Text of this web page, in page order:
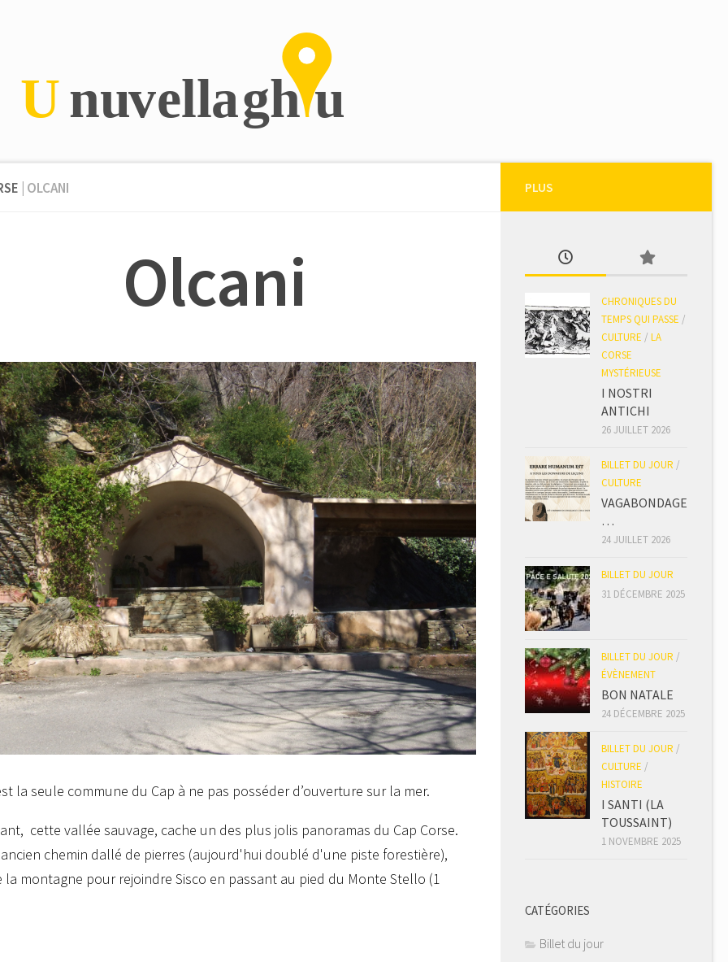
| OLCANI
Olcani
la seule commune du Cap à ne pas posséder d’ouverture sur la mer.
cette vallée sauvage, cache un des plus jolis panoramas du Cap Corse.
chemin dallé de pierres (aujourd'hui doublé d'une piste forestière),
la montagne pour rejoindre Sisco en passant au pied du Monte Stello (1
PLUS
CHRONIQUES DU
TEMPS QUI PASSE /
CULTURE / LA
CORSE
MYSTÉRIEUSE
I NOSTRI
ANTICHI
26 JUILLET 2026
BILLET DU JOUR /
CULTURE
VAGABONDAGE
…
24 JUILLET 2026
BILLET DU JOUR
31 DÉCEMBRE 2025
BILLET DU JOUR /
ÉVÈNEMENT
BON NATALE
24 DÉCEMBRE 2025
BILLET DU JOUR /
CULTURE /
HISTOIRE
I SANTI (LA
TOUSSAINT)
1 NOVEMBRE 2025
CATÉGORIES
Billet du jour